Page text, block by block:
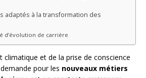
adaptés à la transformation des
d’évolution de carrière
climatique et de la prise de conscience
pour les nouveaux métiers